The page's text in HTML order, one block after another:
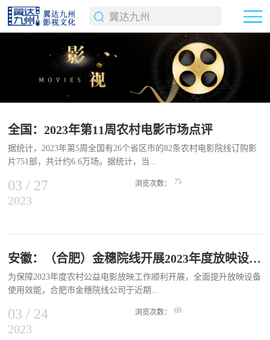
全国：2023年第11周农村电影市场点评
据统计，2023年第5周全国有26个省区市的82条农村电影院线订购影
片751部，共计约6.6万场。据统计，当...
前电影数字节目交易平台（www.dfcc.org.cn）可供订购影片超过4300
治州农村数字电影中心以304部的成绩居首位；2条院线订购过万场，
映方面，北京世纪东方数字电影院线有限公司回传卡次数最多，超
600次；福建省中兴农村数字电影院线回传放映场次最多，超4500
场。故事片方面，《万里归途》获得49条院线订购，共计8132场，成
为本周故事片订购冠军。此外，《狼群》《浴血阻击》《王良军长》
等军事题材影片也排名靠前。科教片方面，“可可小爱”系列科教片最
03 / 27
2023
浏览次数： 75
安徽：（合肥）金穗院线开展2023年度放映设备巡检工作
为保障2023年度农村公益电影放映工作顺利开展，全面提升放映设备
使用效能，合肥市金穗院线公司于近期...
在全市范围内开展农村电影放映设备巡检工作。2月7日至3月13日，
03 / 24
2023
浏览次数： 69